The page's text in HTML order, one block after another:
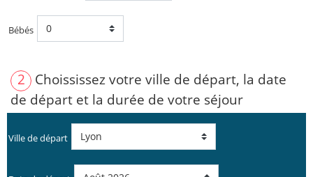
Bébés
2 Choississez votre ville de départ, la date
de départ et la durée de votre séjour
Ville de départ